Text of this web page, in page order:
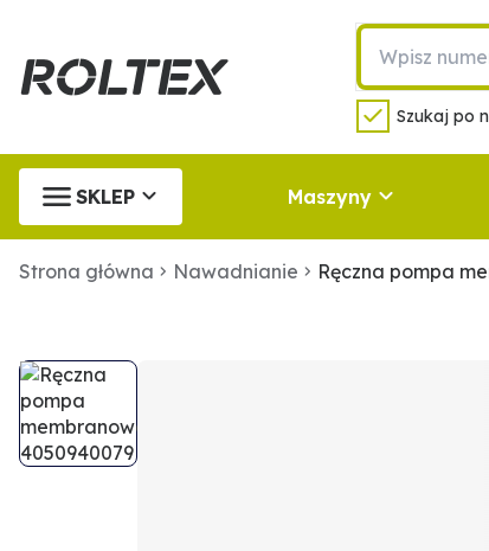
Szukaj po
SKLEP Maszyny
Strona główna Nawadnianie Ręczna pompa